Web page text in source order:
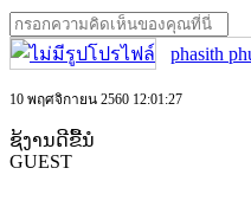
phasith
10 พฤศจิกายน 2560 12:01:27
ຊ້ງານດີຂື້ນໍ
GUEST